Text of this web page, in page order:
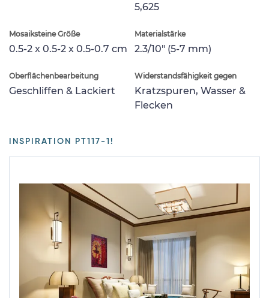
5,625
Mosaiksteine Größe
0.5-2 x 0.5-2 x 0.5-0.7 cm
Materialstärke
2.3/10" (5-7 mm)
Oberflächenbearbeitung
Geschliffen & Lackiert
Widerstandsfähigkeit gegen
Kratzspuren, Wasser &
Flecken
INSPIRATION PT117-1!